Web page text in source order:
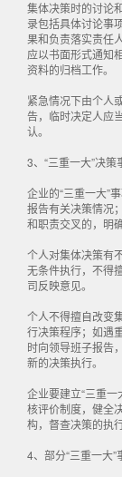
集体决策时的讨论
录包括具体讨论事
果和负责落实责任
应以书面形式通知
资料的归档工作。
紧急情况下由个人
告，临时决定人应
认。
3、“三重一大”决策
企业的“三重一大”
报告有关决策情况
和职责交叉的，明
个人对集体决策有
无条件执行，不得
司反映意见。
个人不得擅自改变
行决策程序；如遇
时向领导班子报告
新的决策执行。
企业要建立“三重
核评价制度，健全
构，督查决策的执
4、部分“三重一大”